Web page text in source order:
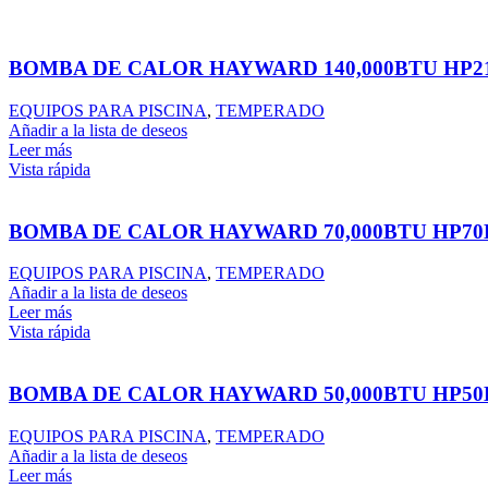
BOMBA DE CALOR HAYWARD 140,000BTU
EQUIPOS PARA PISCINA, TEMPERADO
Añadir a la lista de deseos
Leer más
Vista rápida
BOMBA DE CALOR HAYWARD 70,000BTU
EQUIPOS PARA PISCINA, TEMPERADO
Añadir a la lista de deseos
Leer más
Vista rápida
BOMBA DE CALOR HAYWARD 50,000BTU
EQUIPOS PARA PISCINA, TEMPERADO
Añadir a la lista de deseos
Leer más